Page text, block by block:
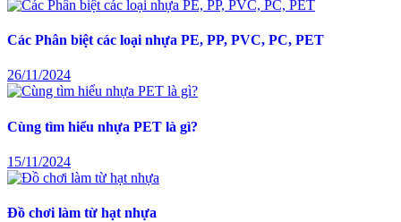
Các Phân biệt các loại nhựa PE, PP, PVC, PC, PET
26/11/2024
Cùng tìm hiểu nhựa PET là gì?
15/11/2024
Đồ chơi làm từ hạt nhựa